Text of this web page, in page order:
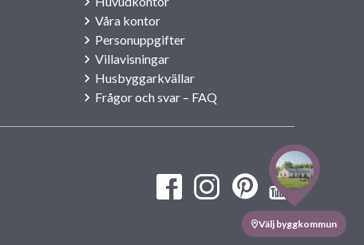
Välj byggkommun
Våra kontor
Personuppgifter
Villavisningar
Husbyggarkvällar
Frågor och svar – FAQ